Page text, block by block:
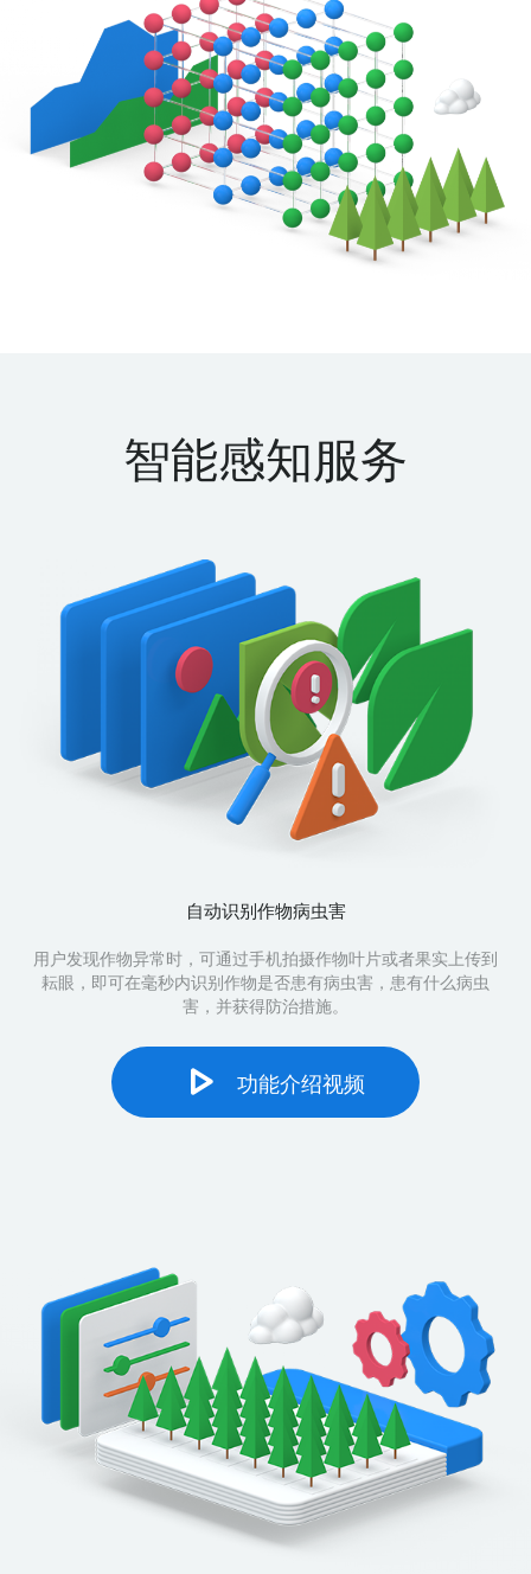
智能感知服务
自动识别作物病虫害
用户发现作物异常时，可通过手机拍摄作物叶片或者果实上传到
耘眼，即可在毫秒内识别作物是否患有病虫害，患有什么病虫
害，并获得防治措施。
功能介绍视频